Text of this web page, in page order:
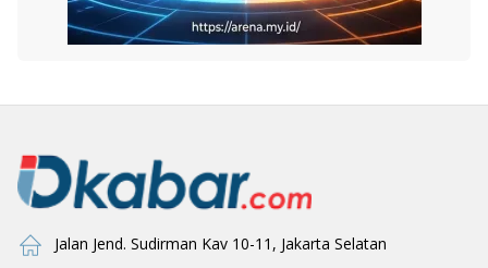
Jalan Jend. Sudirman Kav 10-11, Jakarta Selatan